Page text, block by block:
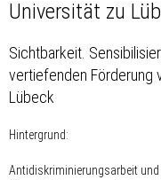
Universität zu
Sichtbarkeit.
vertiefenden Förderung
Lübeck
Hintergrund:
Antidiskriminierungsarbeit